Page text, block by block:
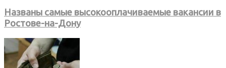
Названы самые высокооплачиваемые вакансии в
Ростове-на-Дону